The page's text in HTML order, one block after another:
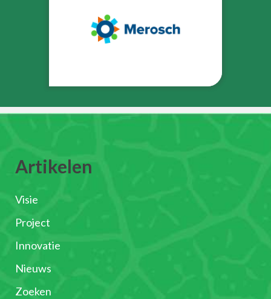
Artikelen
Visie
Project
Innovatie
Nieuws
Zoeken